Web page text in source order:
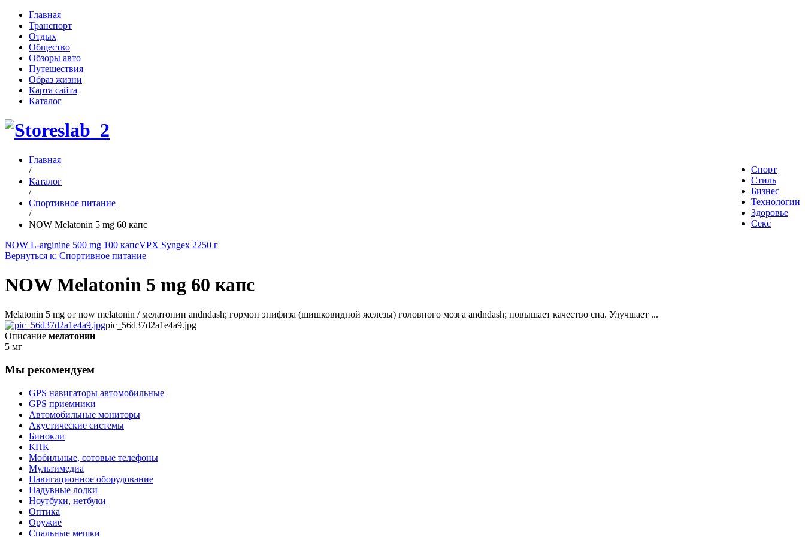
Главная
Транспорт
Отдых
Общество
Обзоры авто
Путешествия
Образ жизни
Карта сайта
Каталог
Спорт
Стиль
Бизнес
Технологии
Здоровье
Секс
Главная
/
Каталог
/
Спортивное питание
/
NOW Melatonin 5 mg 60 капс
NOW L-arginine 500 mg 100 капсVPX Syngex 2250 г
Вернуться к: Спортивное питание
NOW Melatonin 5 mg 60 капс
Melatonin 5 mg от now melatonin / мелатонин andndash; гормон эпифиза (шишковидной железы) головного мозга andndash; повышает качество сна. Улучшает ...
pic_56d37d2a1e4a9.jpg
Описание мелатонин
5 мг
Мы рекомендуем
GPS навигаторы автомобильные
GPS приемники
Автомобильные мониторы
Акустические системы
Бинокли
КПК
Мобильные, сотовые телефоны
Мультимедиа
Навигационное оборудование
Надувные лодки
Ноутбуки, нетбуки
Оптика
Оружие
Спальные мешки